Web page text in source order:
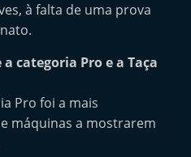
à falta de uma prova
categoria Pro e a Taça
Pro foi a mais
máquinas a mostrarem